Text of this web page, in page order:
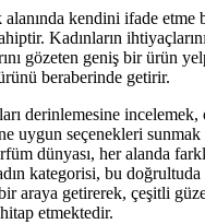
alanında kendini ifade
Kadınların
gözeten geniş bir ürün
beraberinde getirir.
derinlemesine incelemek,
uygun seçenekleri sunmak
dünyası, her alanda
kategorisi, bu
araya getirerek, çeşitli
etmektedir.